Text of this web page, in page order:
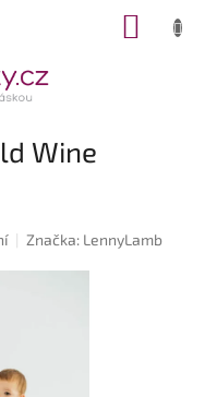
Wine
Značka: LennyLamb